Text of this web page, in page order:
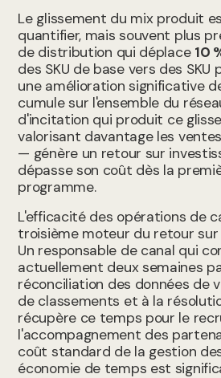
Le glissement du mix produit
quantifier, mais souvent plus
de distribution qui déplace 10
des SKU de base vers des SKU
une amélioration significative
cumule sur l'ensemble du
d'incitation qui produit ce
valorisant davantage les
— génère un retour sur
dépasse son coût dès la
programme.
L'efficacité des opérations de
troisième moteur du retour
Un responsable de canal qui
actuellement deux semaines
réconciliation des données de
de classements et à la
récupère ce temps pour le
l'accompagnement des
coût standard de la gestion
économie de temps est